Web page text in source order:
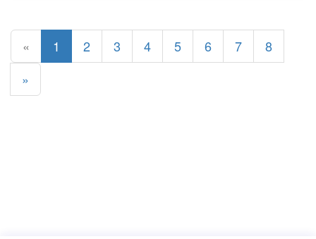
« 1 2 3 4 5 6 7
8
»